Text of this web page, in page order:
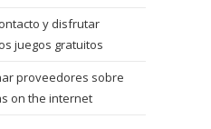
y disfrutar
juegos gratuitos
proveedores sobre
on the internet